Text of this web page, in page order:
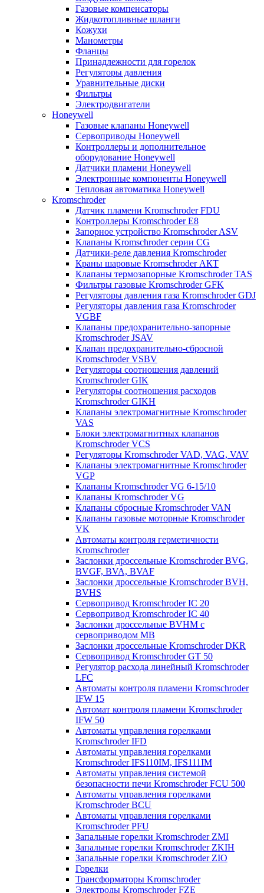
Газовые компенсаторы
Жидкотопливные шланги
Кожухи
Манометры
Фланцы
Принадлежности для горелок
Регуляторы давления
Уравнительные диски
Фильтры
Электродвигатели
Honeywell
Газовые клапаны Honeywell
Сервоприводы Honeywell
Контроллеры и дополнительное
оборудование Honeywell
Датчики пламени Honeywell
Электронные компоненты Honeywell
Тепловая автоматика Honeywell
Kromschroder
Датчик пламени Kromschroder FDU
Контроллеры Kromschroder E8
Запорное устройство Kromschroder ASV
Клапаны Kromschroder серии CG
Датчики-реле давления Kromschroder
Краны шаровые Kromschroder АКТ
Клапаны термозапорные Kromschroder TAS
Фильтры газовые Kromschroder GFK
Регуляторы давления газа Kromschroder GDJ
Регуляторы давления газа Kromschroder
VGBF
Клапаны предохранительно-запорные
Kromschroder JSAV
Клапан предохранительно-сбросной
Kromschroder VSBV
Регуляторы соотношения давлений
Kromschroder GIK
Регуляторы соотношения расходов
Kromschroder GIKH
Клапаны электромагнитные Kromschroder
VAS
Блоки электромагнитных клапанов
Kromschroder VCS
Регуляторы Kromschroder VAD, VAG, VAV
Клапаны электромагнитные Kromschroder
VGP
Клапаны Kromschroder VG 6-15/10
Клапаны Kromschroder VG
Клапаны сбросные Kromschroder VAN
Клапаны газовые моторные Kromschroder
VK
Автоматы контроля герметичности
Kromschroder
Заслонки дроссельные Kromschroder BVG,
BVGF, BVA, BVAF
Заслонки дроссельные Kromschroder BVH,
BVHS
Сервопривод Kromschroder IC 20
Сервопривод Kromschroder IC 40
Заслонки дроссельные BVHM с
сервоприводом МВ
Заслонки дроссельные Kromschroder DKR
Cервопривод Kromschroder GT 50
Регулятор расхода линейный Kromschroder
LFC
Автоматы контроля пламени Kromschroder
IFW 15
Автомат контроля пламени Kromschroder
IFW 50
Автоматы управления горелками
Kromschroder IFD
Автоматы управления горелками
Kromschroder IFS110IM, IFS111IM
Автоматы управления системой
безопасности печи Kromschroder FCU 500
Автоматы управления горелками
Kromschroder BCU
Автоматы управления горелками
Kromschroder PFU
Запальные горелки Kromschroder ZМI
Запальные горелки Kromschroder ZKIH
Запальные горелки Kromschroder ZIO
Горелки
Трансформаторы Kromschroder
Электроды Kromschroder FZE